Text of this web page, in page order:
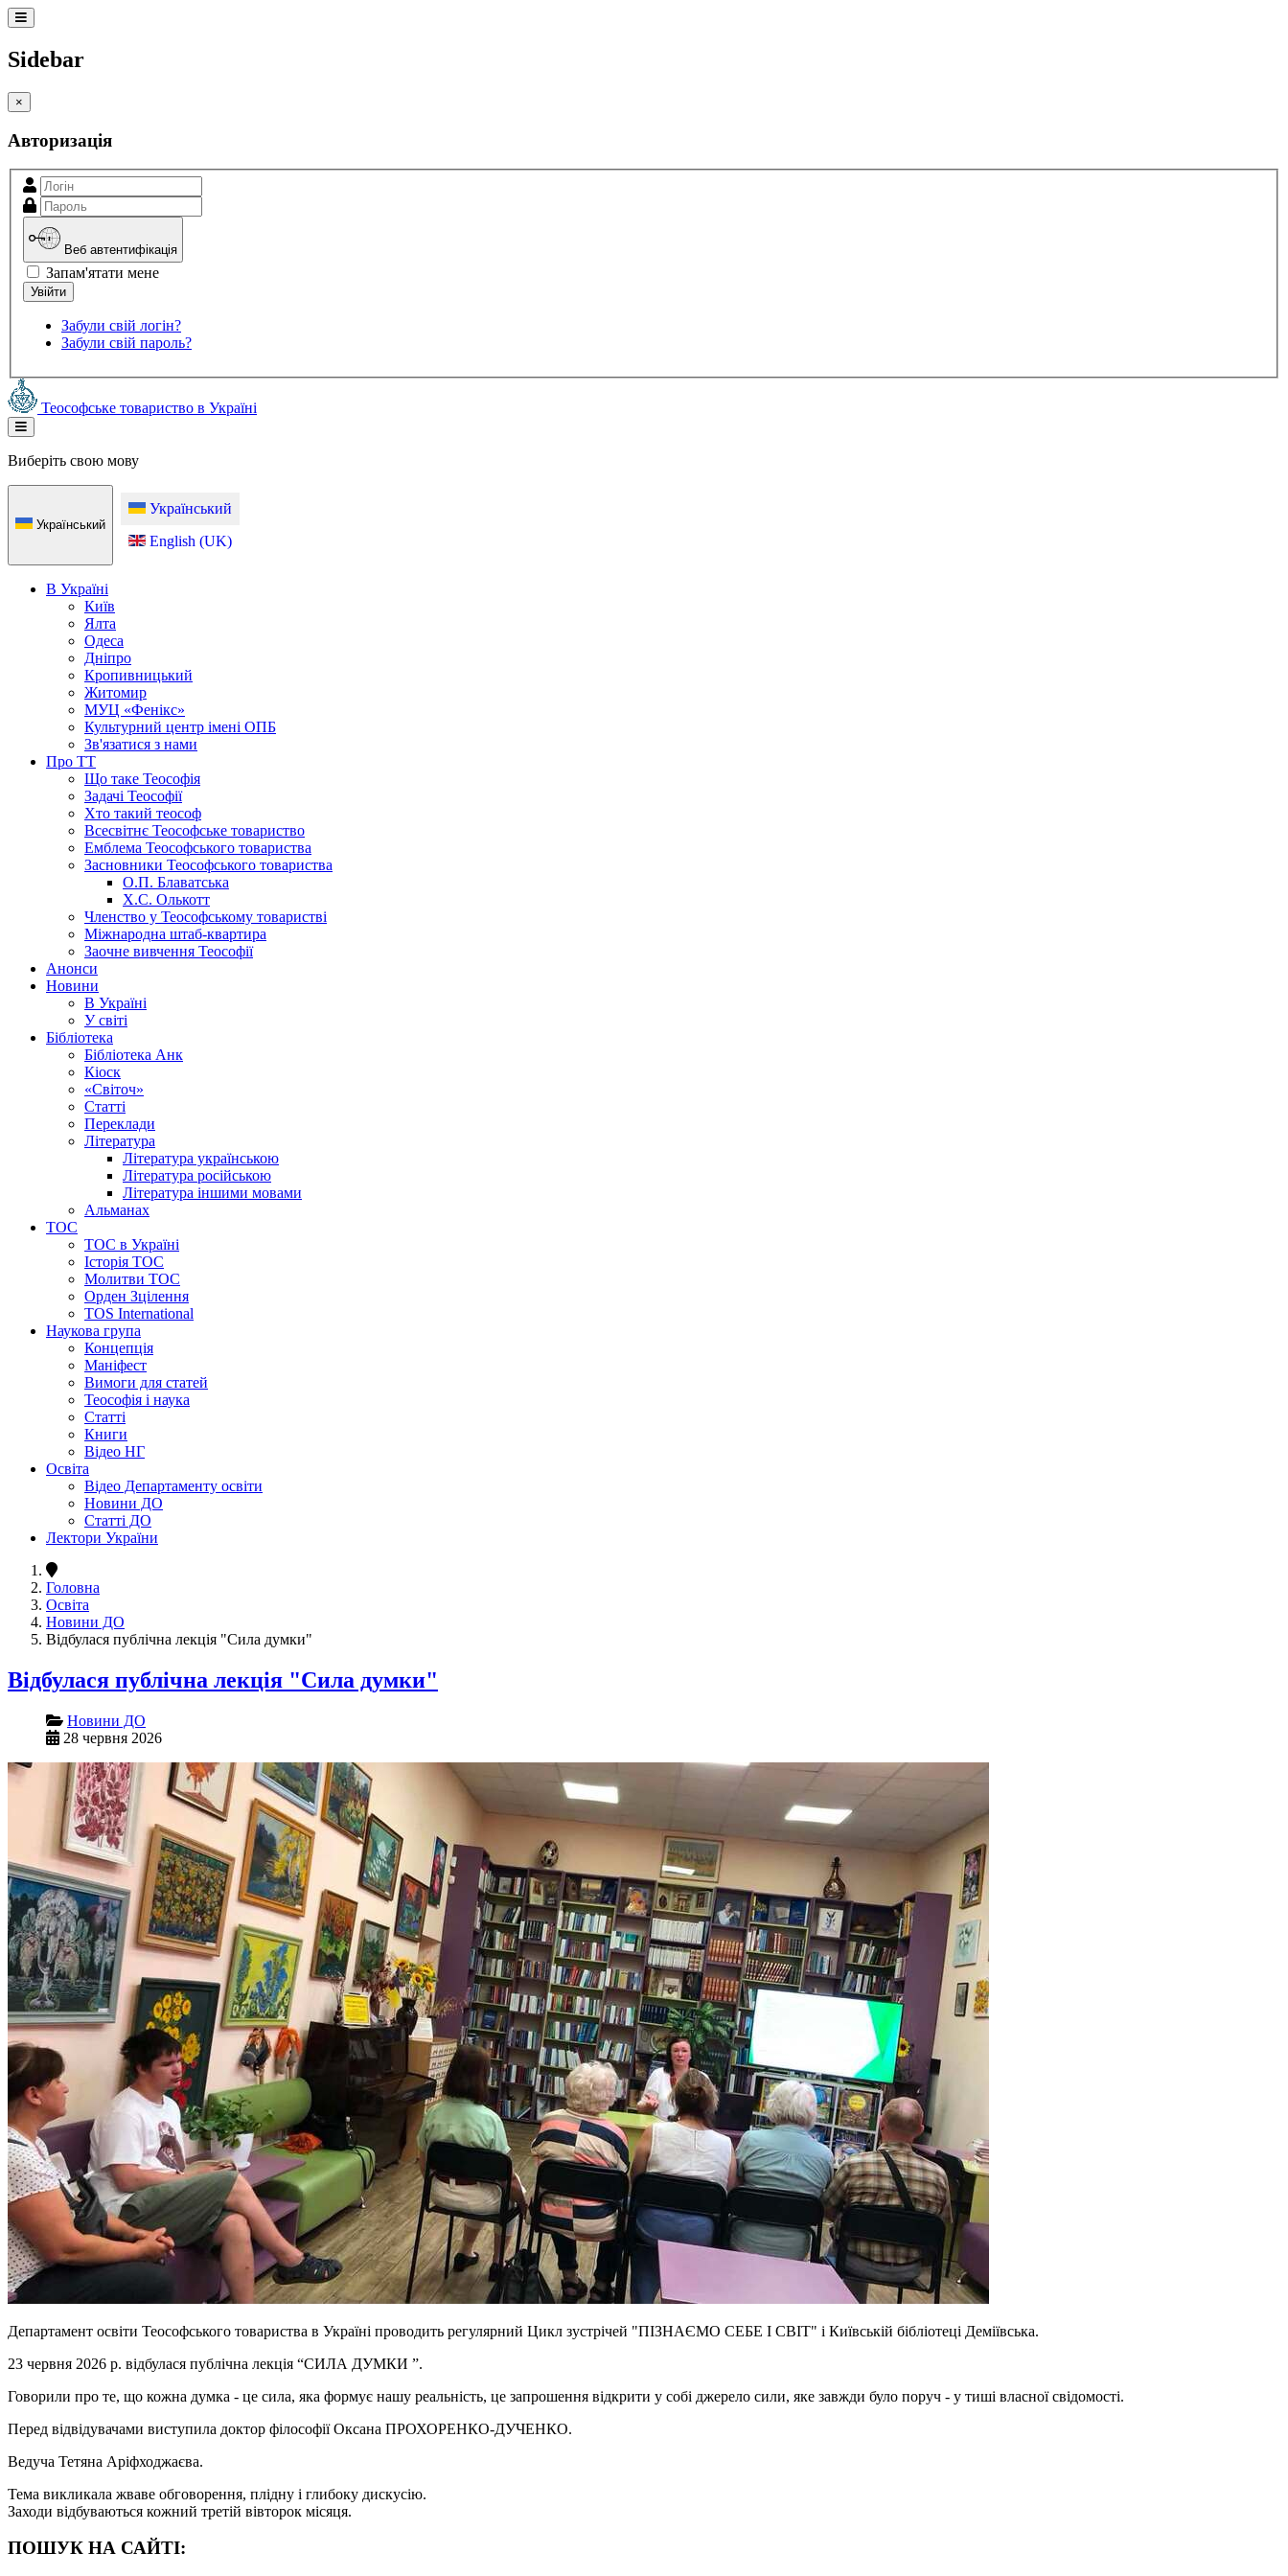
Sidebar
×
Авторизація
Веб автентифікація
Запам'ятати мене
Забули свій логін?
Забули свій пароль?
Теософське товариство в Україні
Виберіть свою мову
Український
Український
English (UK)
В Україні
Київ
Ялта
Одеса
Дніпро
Кропивницький
Житомир
МУЦ «Фенікс»
Культурний центр імені ОПБ
Зв'язатися з нами
Про ТТ
Що таке Теософія
Задачі Теософії
Хто такий теософ
Всесвітнє Теософське товариство
Емблема Теософського товариства
Засновники Теософського товариства
О.П. Блаватська
Х.С. Олькотт
Членство у Теософському товаристві
Міжнародна штаб-квартира
Заочне вивчення Теософії
Анонси
Новини
В Україні
У світі
Бібліотека
Бібліотека Анк
Кіоск
«Світоч»
Статті
Переклади
Література
Література українською
Література російською
Література іншими мовами
Альманах
ТОС
ТОС в Україні
Історія ТОС
Молитви ТОС
Орден Зцілення
TOS International
Наукова група
Концепція
Маніфест
Вимоги для статей
Теософія і наука
Статті
Книги
Відео НГ
Освіта
Відео Департаменту освіти
Новини ДО
Статті ДО
Лектори України
Головна
Освіта
Новини ДО
Відбулася публічна лекція "Сила думки"
Відбулася публічна лекція "Сила думки"
Новини ДО
28 червня 2026
Департамент освіти Теософського товариства в Україні проводить регулярний Цикл зустрічей "ПІЗНАЄМО СЕБЕ І СВІТ" і Київській бібліотеці Деміївська.
23 червня 2026 р. відбулася публічна лекція “СИЛА ДУМКИ ”.
Говорили про те, що кожна думка - це сила, яка формує нашу реальність, це запрошення відкрити у собі джерело сили, яке завжди було поруч - у тиші власної свідомості.
Перед відвідувачами виступила доктор філософії Оксана ПРОХОРЕНКО-ДУЧЕНКО.
Ведуча Тетяна Аріфходжаєва.
Тема викликала жваве обговорення, плідну і глибоку дискусію.
Заходи відбуваються кожний третій вівторок місяця.
ПОШУК НА САЙТІ: